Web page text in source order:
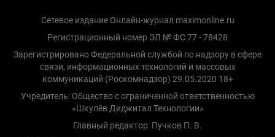
Сетевое издание Онлайн-журнал maximonline.ru
Регистрационный номер ЭЛ № ФС 77 - 78428
Зарегистрировано Федеральной службой по надзору в сфере
связи, информационных технологий и массовых
коммуникаций (Роскомнадзор) 29.05.2020 18+
Учредитель: Общество с ограниченной ответственностью
«Шкулёв Диджитал Технологии»
Главный редактор: Пучков П. В.